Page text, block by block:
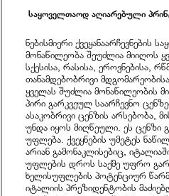
საყოველთაოდ აღიარებული
ნებისმიერი ქვეყანაარჩევნების
მონაწილეობა შეუძლია მიიღოს
სქესისა, რასისა, ეროვნებისა,
თანამდებობრივი
ყველას შუძლია მონაწილეობის
პირი გარკვეულ საარჩევნო
ასაკობრივი ცენზის არსებობა,
უნდა იყოს მიღწეული. ეს ცენზი
უფლება. ქვეყნების უმეტეს
არიან გამონაკლისებიც,
უფლების დროს საქმე უფრო
ხელისუფლების პოტენციურ
იტალიის პრეზიდენტობის